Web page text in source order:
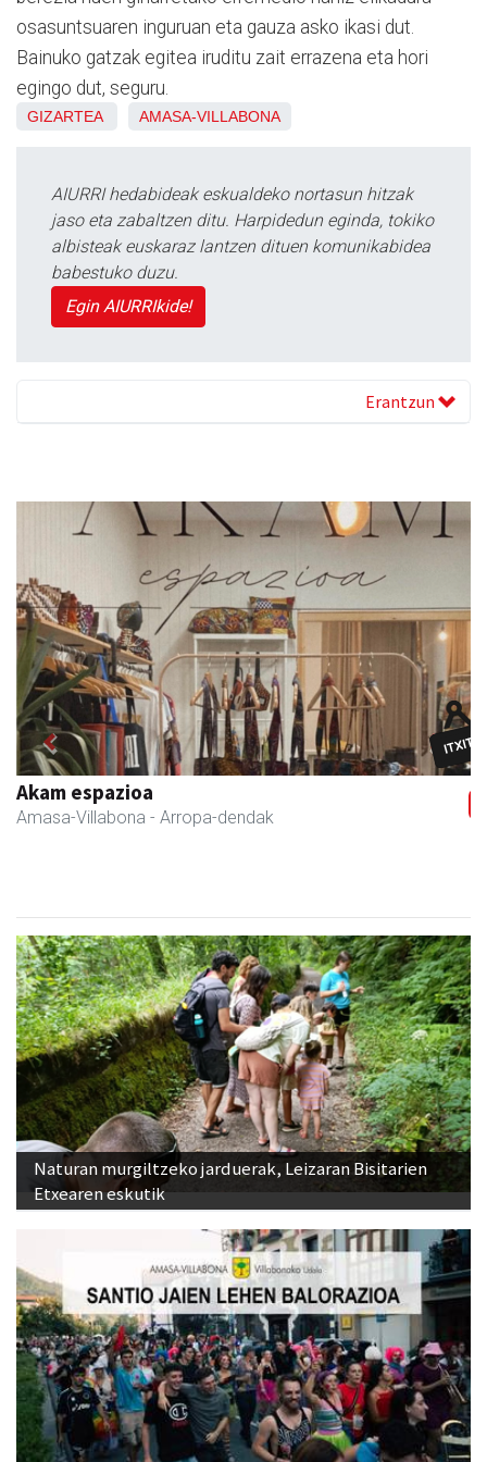
osasuntsuaren inguruan eta gauza asko ikasi dut.
Bainuko gatzak egitea iruditu zait errazena eta hori
egingo dut, seguru.
GIZARTEA AMASA-VILLABONA
AIURRI hedabideak eskualdeko nortasun hitzak
jaso eta zabaltzen ditu. Harpidedun eginda, tokiko
albisteak euskaraz lantzen dituen komunikabidea
babestuko duzu.
Egin AIURRIkide!
Erantzun
Akam espazioa
Amasa-Villabona - Arropa-dendak
Previous Next
Naturan murgiltzeko jarduerak, Leizaran Bisitarien
Etxearen eskutik